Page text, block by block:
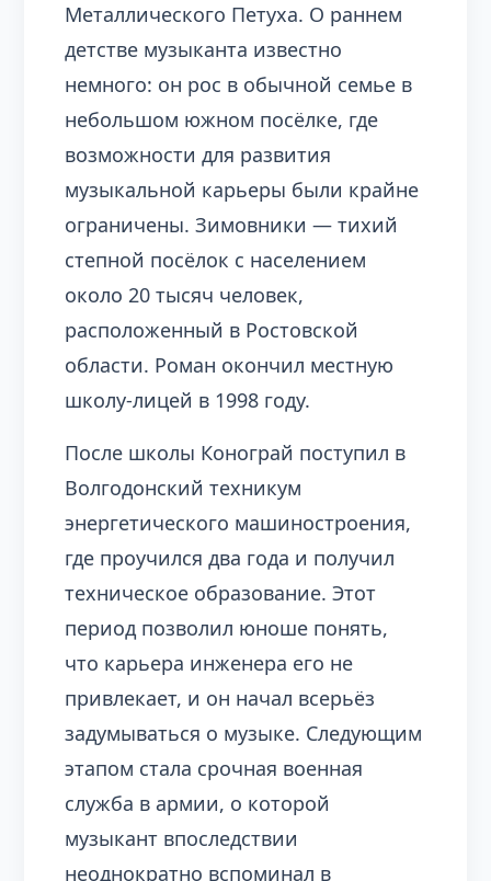
Металлического Петуха. О раннем
детстве музыканта известно
немного: он рос в обычной семье в
небольшом южном посёлке, где
возможности для развития
музыкальной карьеры были крайне
ограничены. Зимовники — тихий
степной посёлок с населением
около 20 тысяч человек,
расположенный в Ростовской
области. Роман окончил местную
школу-лицей в 1998 году.
После школы Конограй поступил в
Волгодонский техникум
энергетического машиностроения,
где проучился два года и получил
техническое образование. Этот
период позволил юноше понять,
что карьера инженера его не
привлекает, и он начал всерьёз
задумываться о музыке. Следующим
этапом стала срочная военная
служба в армии, о которой
музыкант впоследствии
неоднократно вспоминал в